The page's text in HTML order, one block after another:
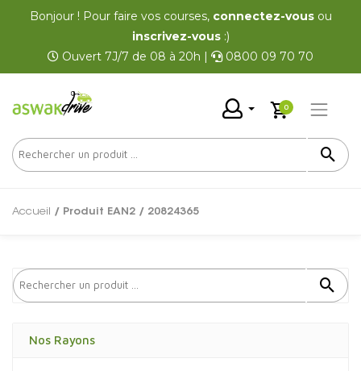
Bonjour ! Pour faire vos courses, connectez-vousou
inscrivez-vous:)
Ouvert 7J/7 de 08 à 20h |
0800 09 70 70
0
Accueil / Produit EAN2 / 20824365
Nos Rayons